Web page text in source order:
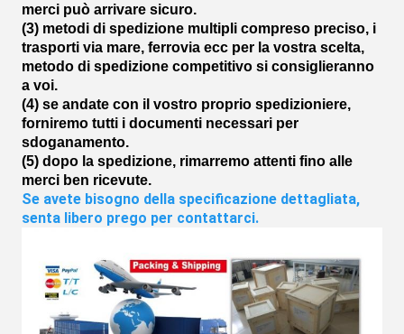
merci può arrivare sicuro.
(3) metodi di spedizione multipli compreso preciso, i
trasporti via mare, ferrovia ecc per la vostra scelta,
metodo di spedizione competitivo si consiglieranno
a voi.
(4) se andate con il vostro proprio spedizioniere,
forniremo tutti i documenti necessari per
sdoganamento.
(5) dopo la spedizione, rimarremo attenti fino alle
merci ben ricevute.
Se avete bisogno della specificazione dettagliata,
senta libero prego per contattarci.